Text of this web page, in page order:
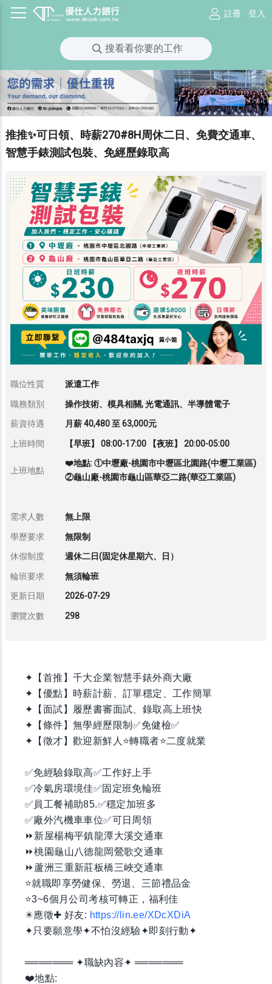
註冊 登入
搜看看你要的工作
推推✨可日領、時薪270#8H周休二日、免費交通車、
智慧手錶測試包裝、免經歷錄取高
職位性質 派遣工作
職務類別 操作技術、模具相關, 光電通訊、半導體電子
薪資待遇 月薪 40,480 至 63,000元
上班時間 【早班】 08:00-17:00 【夜班】 20:00-05:00
上班地點
❤️地點: ①中壢廠-桃園市中壢區北園路(中壢工業區)
②龜山廠-桃園市龜山區華亞二路(華亞工業區)
需求人數 無上限
學歷要求 無限制
休假制度 週休二日(固定休星期六、日）
輪班要求 無須輪班
更新日期 2026-07-29
瀏覽次數 298
✦【首推】千大企業智慧手錶外商大廠
✦【優點】時薪計薪、訂單穩定、工作簡單
✦【面試】履歷書審面試、錄取高上班快
✦【條件】無學經歷限制✅免健檢✅
✦【徵才】歡迎新鮮人⭐️轉職者⭐️二度就業
✅免經驗錄取高✅工作好上手
✅冷氣房環境佳✅固定班免輪班
✅員工餐補助85.✅穩定加班多
✅廠外汽機車車位✅可日周領
⏩新屋楊梅平鎮龍潭大溪交通車
⏩桃園龜山八德龍岡鶯歌交通車
⏩蘆洲三重新莊板橋三峽交通車
⭐️就職即享勞健保、勞退、三節禮品金
⭐️3~6個月公司考核可轉正，福利佳
✴️應徵✚ 好友: https://lin.ee/XDcXDiA
✦只要願意學✦不怕沒經驗✦即刻行動✦
═══════ ✦職缺內容✦ ═══════
❤️地點: